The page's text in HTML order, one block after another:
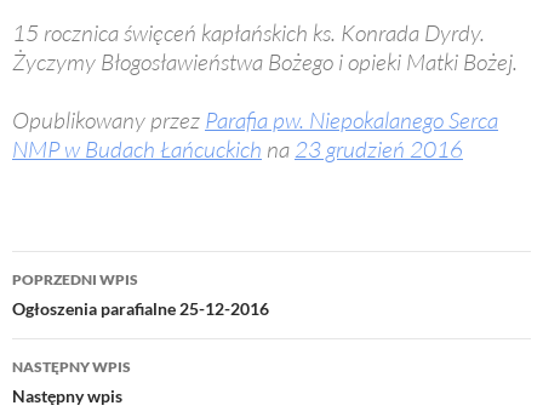
15 rocznica święceń kapłańskich ks. Konrada Dyrdy.
Życzymy Błogosławieństwa Bożego i opieki Matki Bożej.
Opublikowany przez Parafia pw. Niepokalanego Serca
NMP w Budach Łańcuckich na23 grudzień 2016
Nawigacja
wpisu
POPRZEDNI WPIS
Ogłoszenia parafialne 25-12-2016
NASTĘPNY WPIS
Następny wpis